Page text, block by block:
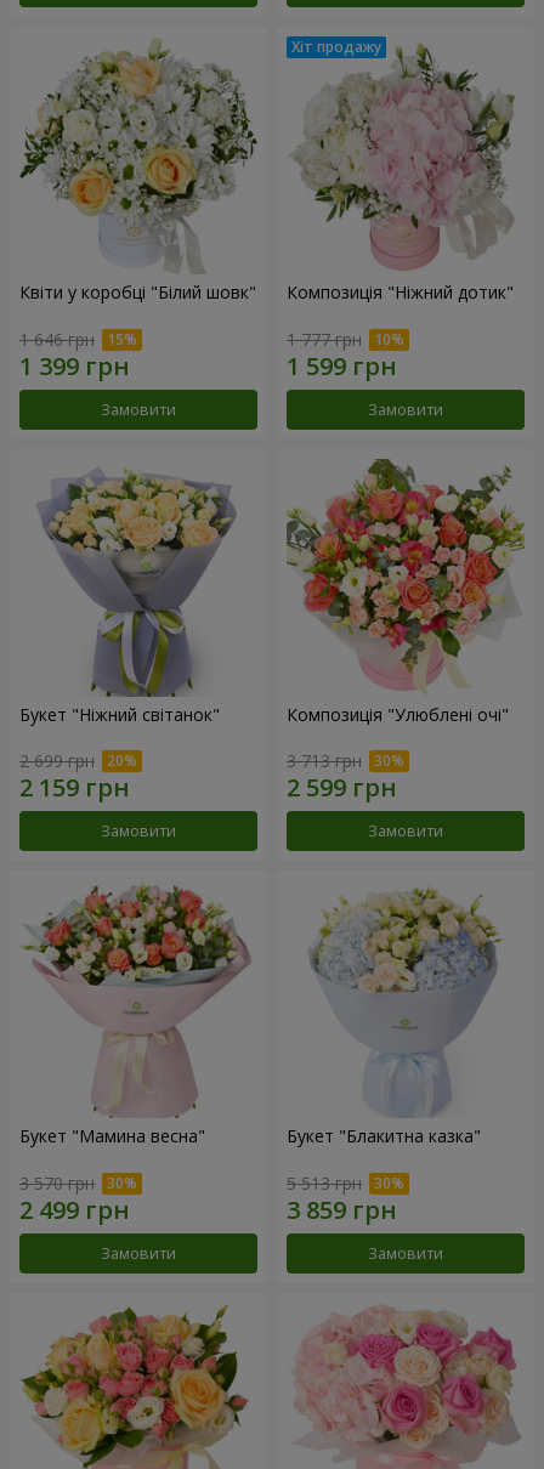
Квіти у коробці "Білий шовк"
1 646 грн
Замовити
Композиція "Ніжний дотик"
1 777 грн
Замовити
Букет "Ніжний світанок"
2 699 грн
Замовити
Композиція "Улюблені очі"
3 713 грн
Замовити
Букет "Мамина весна"
3 570 грн
Замовити
Букет "Блакитна казка"
5 513 грн
Замовити